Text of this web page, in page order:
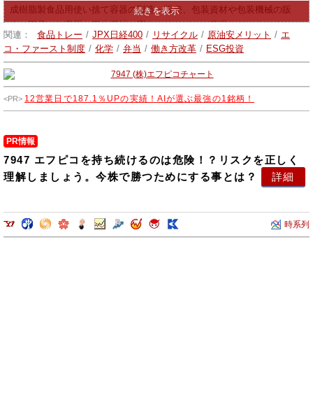
成樹脂製食品用使い捨て容器の製造・販売、包装資材や包装機械の販
売、回収した容器を再生原料に変えるリサイクル事業などです。また、
子会社を通じ、食品容器販売に係る包装資材の調達・販売、プラスチッ
クフィルムの製造・販売、印刷及び印刷関連の各種加工も行っておりま
す。その他、回収したペットボトルを再生品として製造・販売したり、
段ボールの製造を行ったりしています。
関連： 食品トレー / JPX日経400 / リサイクル / 原油安メリット / エ
コ・ファースト制度 / 化学 / 弁当 / 働き方改革 / ESG投資
12営業日で187.1％UPの実績！AIが選ぶ最強の1銘柄！
PR情報
7947 エフピコを持ち続けるのは危険！？リスクを正しく
理解しましょう。今株で勝つためにする事とは？
詳細
時系列